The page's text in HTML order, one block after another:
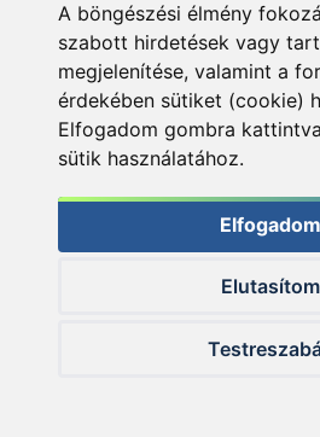
A böngészési élmény
szabott hirdetések vagy
megjelenítése, valamint a
érdekében sütiket (cookie)
Elfogadom gombra
sütik használatához.
Elfogadom
Elutasítom